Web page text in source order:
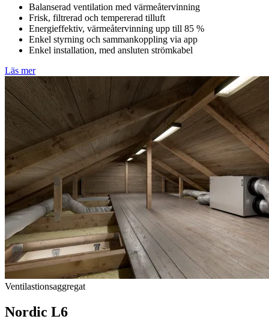
Balanserad ventilation med värmeåtervinning
Frisk, filtrerad och tempererad tilluft
Energieffektiv, värmeåtervinning upp till 85 %
Enkel styrning och sammankoppling via app
Enkel installation, med ansluten strömkabel
Läs mer
Ventilastionsaggregat
Nordic L6